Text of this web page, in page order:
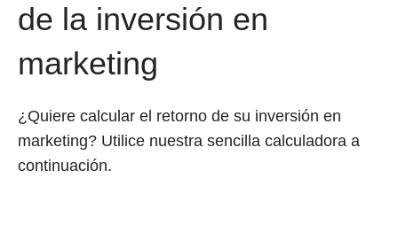
de la inversión en
marketing
¿Quiere calcular el retorno de su inversión en
marketing? Utilice nuestra sencilla calculadora a
continuación.